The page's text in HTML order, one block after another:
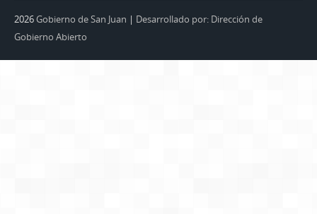
2026Gobierno de San Juan | Desarrollado por: Dirección de
Gobierno Abierto